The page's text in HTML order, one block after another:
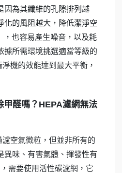
因為其纖維的孔隙排列越
化的風阻越大，降低潔淨空
，也容易產生噪音，以及耗
據所需環境挑選適當等級的
機的效能達到最大平衡，
甲醛嗎？HEPA濾網無法
空氣微粒，但並非所有的
異味、有害氣體、揮發性有
需要使用活性碳濾網，它